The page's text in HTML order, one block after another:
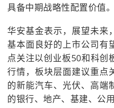
具备中期战略性配置价值。
华安基金表示，展望未来
基本面良好的上市公司有
点关注以创业板50和科创
行情，板块层面建议重点
的新能汽车、光伏、高端
的银行、地产、基建、公用